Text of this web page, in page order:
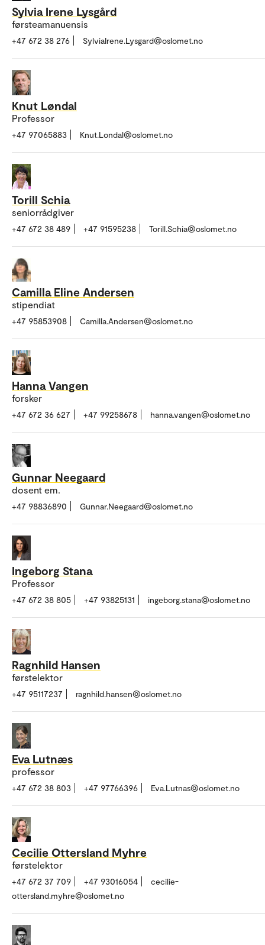
Sylvia Irene Lysgård
førsteamanuensis
+47 672 38 276 SylviaIrene.Lysgard@oslomet.no
Knut Løndal
Professor
+47 97065883 Knut.Londal@oslomet.no
Torill Schia
seniorrådgiver
+47 672 38 489 +47 91595238 Torill.Schia@oslomet.no
Camilla Eline Andersen
stipendiat
+47 95853908 Camilla.Andersen@oslomet.no
Hanna Vangen
forsker
+47 672 36 627 +47 99258678 hanna.vangen@oslomet.no
Gunnar Neegaard
dosent em.
+47 98836890 Gunnar.Neegaard@oslomet.no
Ingeborg Stana
Professor
+47 672 38 805 +47 93825131 ingeborg.stana@oslomet.no
Ragnhild Hansen
førstelektor
+47 95117237 ragnhild.hansen@oslomet.no
Eva Lutnæs
professor
+47 672 38 803 +47 97766396 Eva.Lutnas@oslomet.no
Cecilie Ottersland Myhre
førstelektor
+47 672 37 709 +47 93016054
cecilie-
ottersland.myhre@oslomet.no